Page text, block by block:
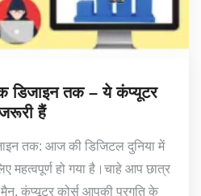
डिजाइन तक – ये कंप्यूटर
हैं
तक: आज की डिजिटल दुनिया में
महत्वपूर्ण हो गया है।चाहे आप छात्र
कंप्यूटर कोर्स आपकी प्रगति के